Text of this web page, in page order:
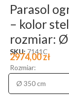
Parasol
– kolor
rozmiar:
SKU: 7141C
2974,00zł
Rozmiar: